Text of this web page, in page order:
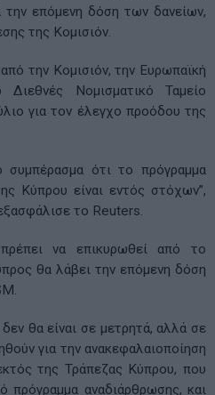
την επόμενη δόση των δανείων,
της Κομισιόν.
την Κομισιόν, την Ευρωπαϊκή
Νομισματικό Ταμείο
για τον έλεγχο προόδου της
συμπέρασμα ότι το πρόγραμμα
Κύπρου είναι εντός στόχων”,
το Reuters.
να επικυρωθεί από το
θα λάβει την επόμενη δόση
θα είναι σε μετρητά, αλλά σε
για την ανακεφαλαιοποίηση
της Τράπεζας Κύπρου, που
πρόγραμμα αναδιάρθρωσης, και